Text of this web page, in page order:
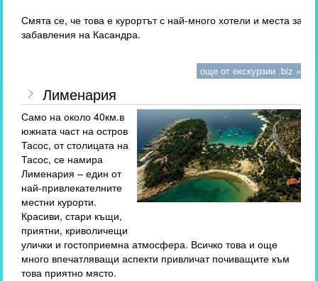
Смята се, че това е курортът с най-много хотели и места за
забавления на Касандра.
още от екскурзии .biz »
Лименария
Само на около 40км.в
южната част на остров
Тасос, от столицата на
Тасос, се намира
Лименария – един от
най-привлекателните
местни курорти.
Красиви, стари къщи,
приятни, криволичещи
улички и гостоприемна атмосфера. Всичко това и още
много впечатляващи аспекти привличат почиващите към
това приятно място.